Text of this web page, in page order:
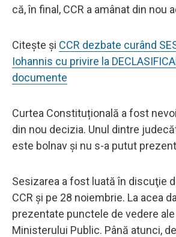
că, în final, CCR a amânat din nou
Citește și CCR dezbate curând
Iohannis cu privire la
documente
Curtea Constituțională a fost
din nou decizia. Unul dintre
este bolnav și nu s-a putut
Sesizarea a fost luată în discuţie
CCR şi pe 28 noiembrie. La acea
prezentate punctele de vedere
Ministerului Public. Până atunci,